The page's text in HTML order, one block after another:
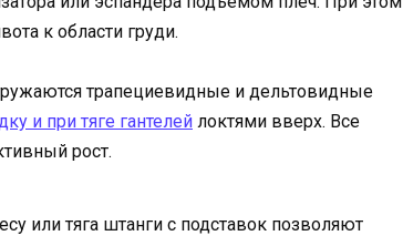
к области груди.
трапециевидные и дельтовидные
и при тяге гантелей локтями вверх. Все
рост.
или тяга штанги с подставок позволяют